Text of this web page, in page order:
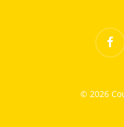
© 2026